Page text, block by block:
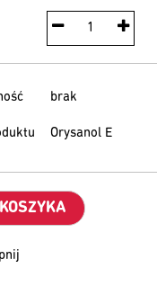
brak
Orysanol E